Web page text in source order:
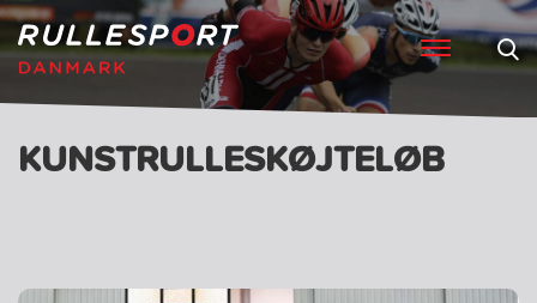
KUNSTRULLESKØJTELØB